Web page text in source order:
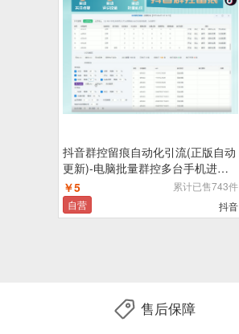
抖音群控留痕自动化引流(正版自动
更新)-电脑批量群控多台手机进行
抖音自动化截留操作
￥5
累计已售743件
自营
抖音
售后保障